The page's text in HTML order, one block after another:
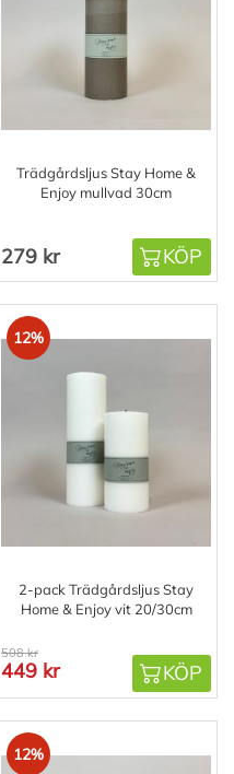
Trädgårdsljus Stay Home &
Enjoy mullvad 30cm
279 kr KÖP
12%
2-pack Trädgårdsljus Stay
Home & Enjoy vit 20/30cm
508 kr
449 kr KÖP
12%